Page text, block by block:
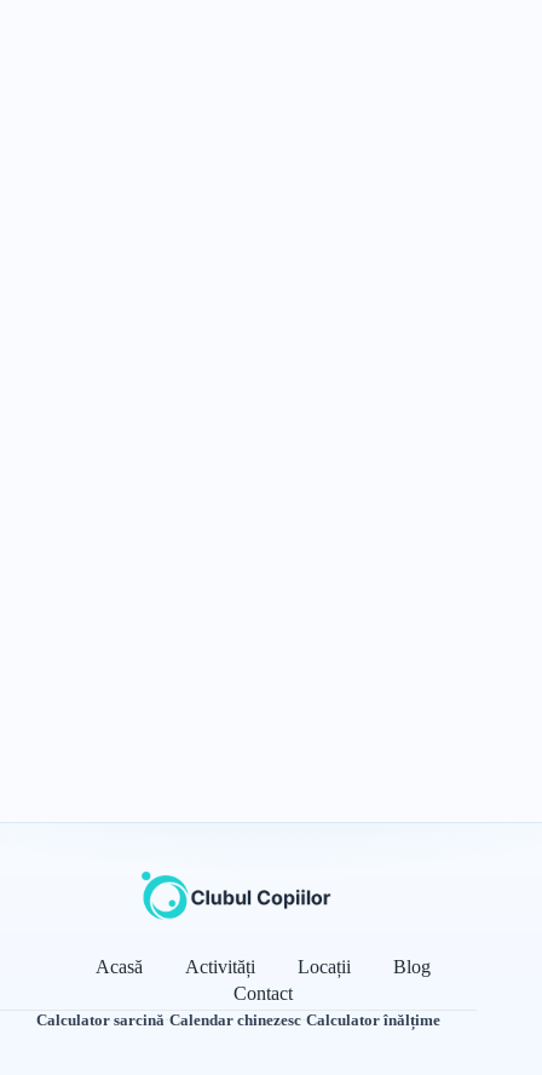
Acasă Activități Locații
Blog
Contact
Calculator sarcină·Calendar chinezesc·Calculator înălțime